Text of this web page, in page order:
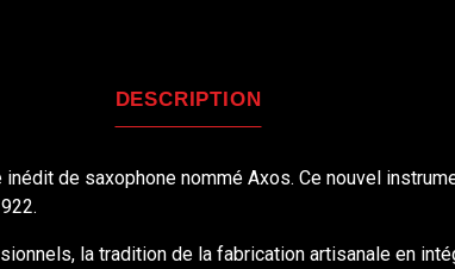
DESCRIPTION
de saxophone nommé Axos. Ce nouvel
la tradition de la fabrication artisanale en